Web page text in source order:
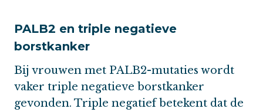
PALB2 en triple negatieve
borstkanker
Bij vrouwen met PALB2-mutaties wordt
vaker triple negatieve borstkanker
gevonden. Triple negatief betekent dat de